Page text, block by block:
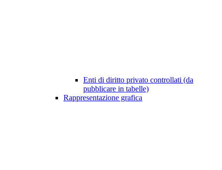
Enti di diritto privato controllati (da
pubblicare in tabelle)
Rappresentazione grafica